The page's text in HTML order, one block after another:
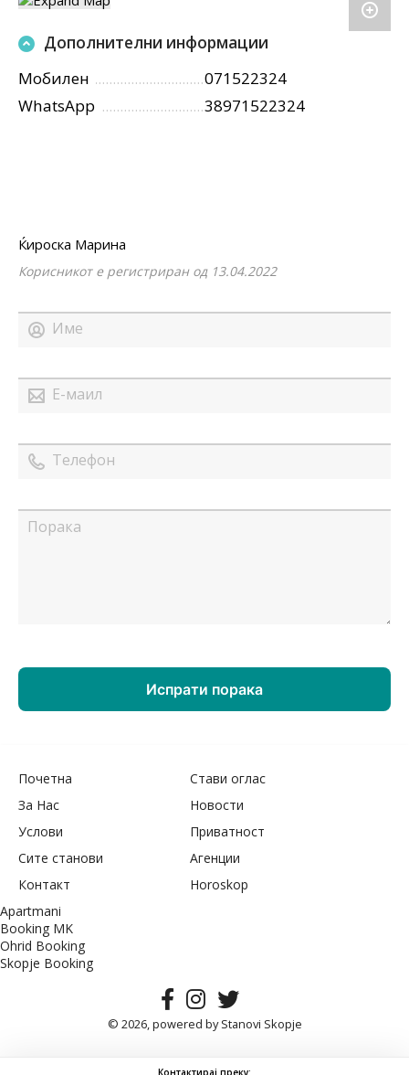
Дополнителни информации
Мобилен
071522324
WhatsApp
38971522324
Ќироска Марина
Корисникот е регистриран од 13.04.2022
Контактирај преку:
Почетна
Стави оглас
За Нас
Новости
Услови
Приватност
Сите станови
Агенции
Контакт
Horoskop
Apartmani
Booking MK
Ohrid Booking
Skopje Booking
© 2026, powered byStanovi Skopje